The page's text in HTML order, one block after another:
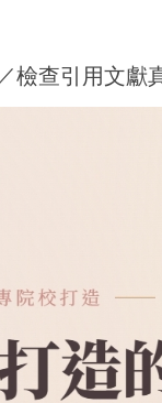
檢查引用文獻